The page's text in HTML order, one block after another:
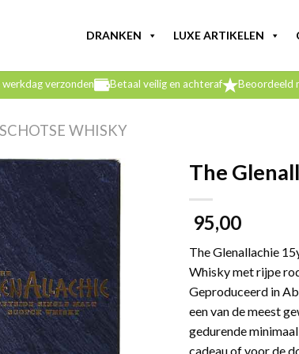
DRANKEN LUXE ARTIKELEN
verzonden Betaal veilig en achteraf Beoordeeld
SCHOTSE WHISKY
The
95,00
The Glenallachie
Whisky met rijpe
Geproduceerd in
een van de meest
gedurende
cadeau of voor de